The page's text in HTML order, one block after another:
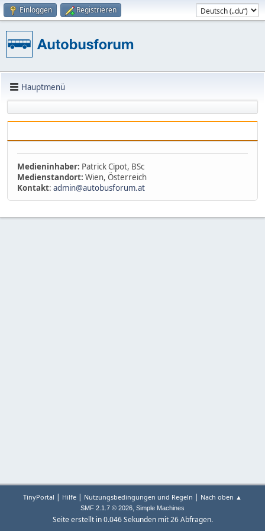
Einloggen Registrieren
Hauptmenü
Medieninhaber: Patrick Cipot, BSc
Medienstandort: Wien, Österreich
Kontakt: admin@autobusforum.at
TinyPortal | Hilfe | Nutzungsbedingungen und Regeln | Nach oben ▲
SMF 2.1.7 © 2026, Simple Machines
Seite erstellt in 0.046 Sekunden mit 26 Abfragen.